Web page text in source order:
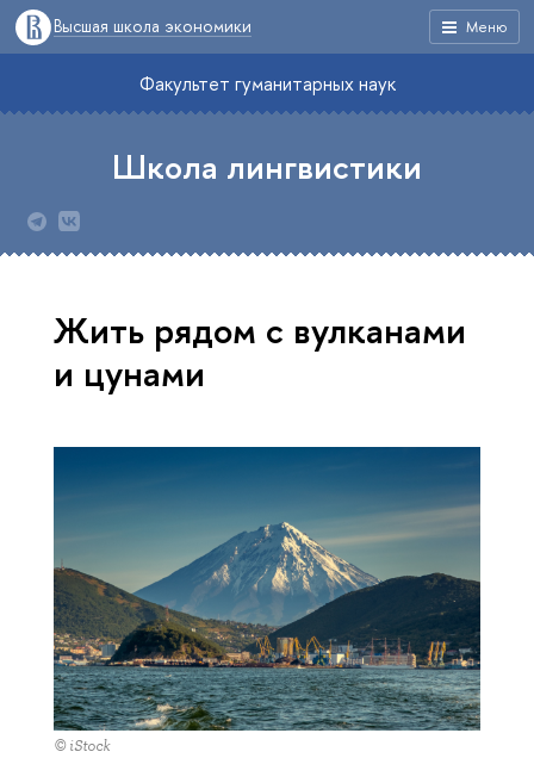
Меню
Высшая школа экономики
Факультет гуманитарных наук
Школа лингвистики
Жить рядом с вулканами
и цунами
© iStock